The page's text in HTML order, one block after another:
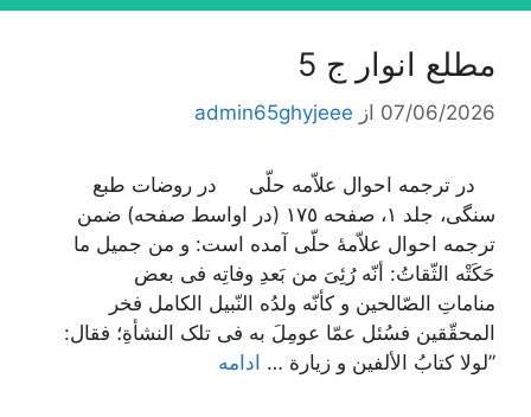
مطلع انوار ج 5
07/06/2026 از admin65ghyjeee
در ترجمه احوال علاّمه حلّی در روضات طبع
سنگی، جلد ١، صفحه ١٧٥ (در اواسط صفحه) ضمن
ترجمه احوال علاّمۀ حلّی آمده است: و من جمیل ما
حَکَتْه الثّقاتُ: أنّه رُئِیَ من بَعدِ وفاتِه فی بعض
مناماتِ الصّالحین و کأنّه ولدُه النّبیل الکامل فخر
المحقّقین فسُئل عمّا عومِلَ به فی تلک النشأةِ؛ فقال:
”لولا کتابُ الألفین و زیارة … ادامه